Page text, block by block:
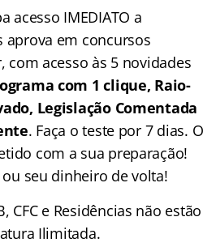
acesso IMEDIATO a
em concursos
com acesso às 5 novidades
com 1 clique, Raio-
Legislação Comentada
. Faça o teste por 7 dias. O
com a sua preparação!
seu dinheiro de volta!
CFC e Residências não estão
Ilimitada.